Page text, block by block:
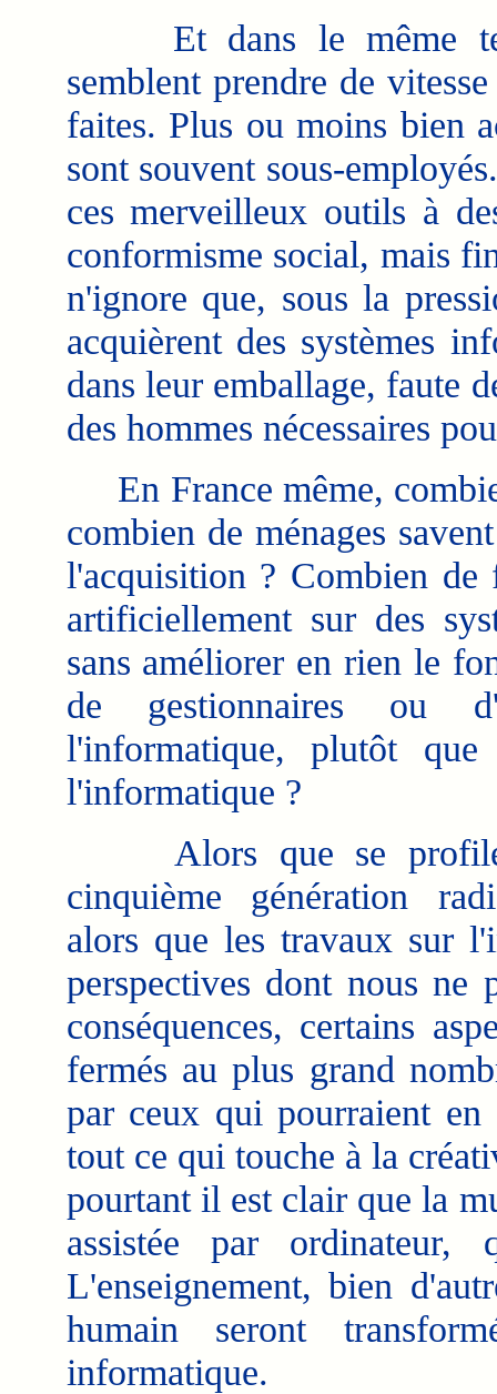
Et dans le même
semblent prendre de
faites. Plus ou moins bien
sont souvent sous-
ces merveilleux outils à
conformisme social, mais
n'ignore que, sous la
acquièrent des systèmes
dans leur emballage, faute
des hommes nécessaires
En France même,
combien de ménages
l'acquisition ? Combien de
artificiellement sur des
sans améliorer en rien le
de gestionnaires ou
l'informatique, plutôt
l'informatique ?
Alors que se profile
cinquième génération
alors que les travaux sur
perspectives dont nous ne
conséquences, certains
fermés au plus grand
par ceux qui pourraient en
tout ce qui touche à la
pourtant il est clair que la
assistée par ordinateur,
L'enseignement, bien
humain seront
informatique.